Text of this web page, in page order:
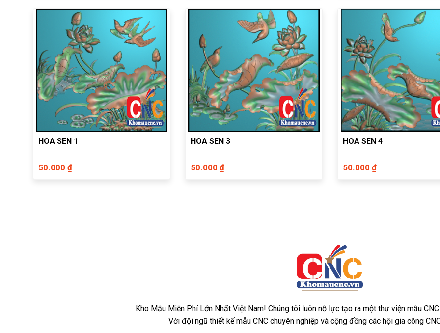
HOA SEN 1
50.000 ₫
HOA SEN 3
50.000 ₫
HOA SEN 4
50.000 ₫
Kho Mẫu Miễn Phí Lớn Nhất Việt Nam! Chúng tôi luôn nỗ lực tạo ra một thư viện mẫu
Với đội ngũ thiết kế mẫu CNC chuyên nghiệp và cộng đồng các hội gia công